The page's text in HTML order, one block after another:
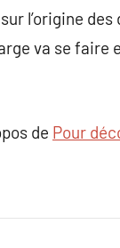
l’origine
va se
de Pour